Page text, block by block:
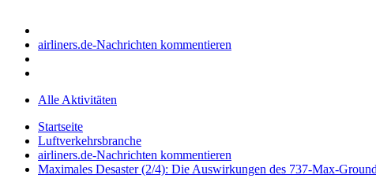
airliners.de-Nachrichten kommentieren
Alle Aktivitäten
Startseite
Luftverkehrsbranche
airliners.de-Nachrichten kommentieren
Maximales Desaster (2/4): Die Auswirkungen des 737-Max-